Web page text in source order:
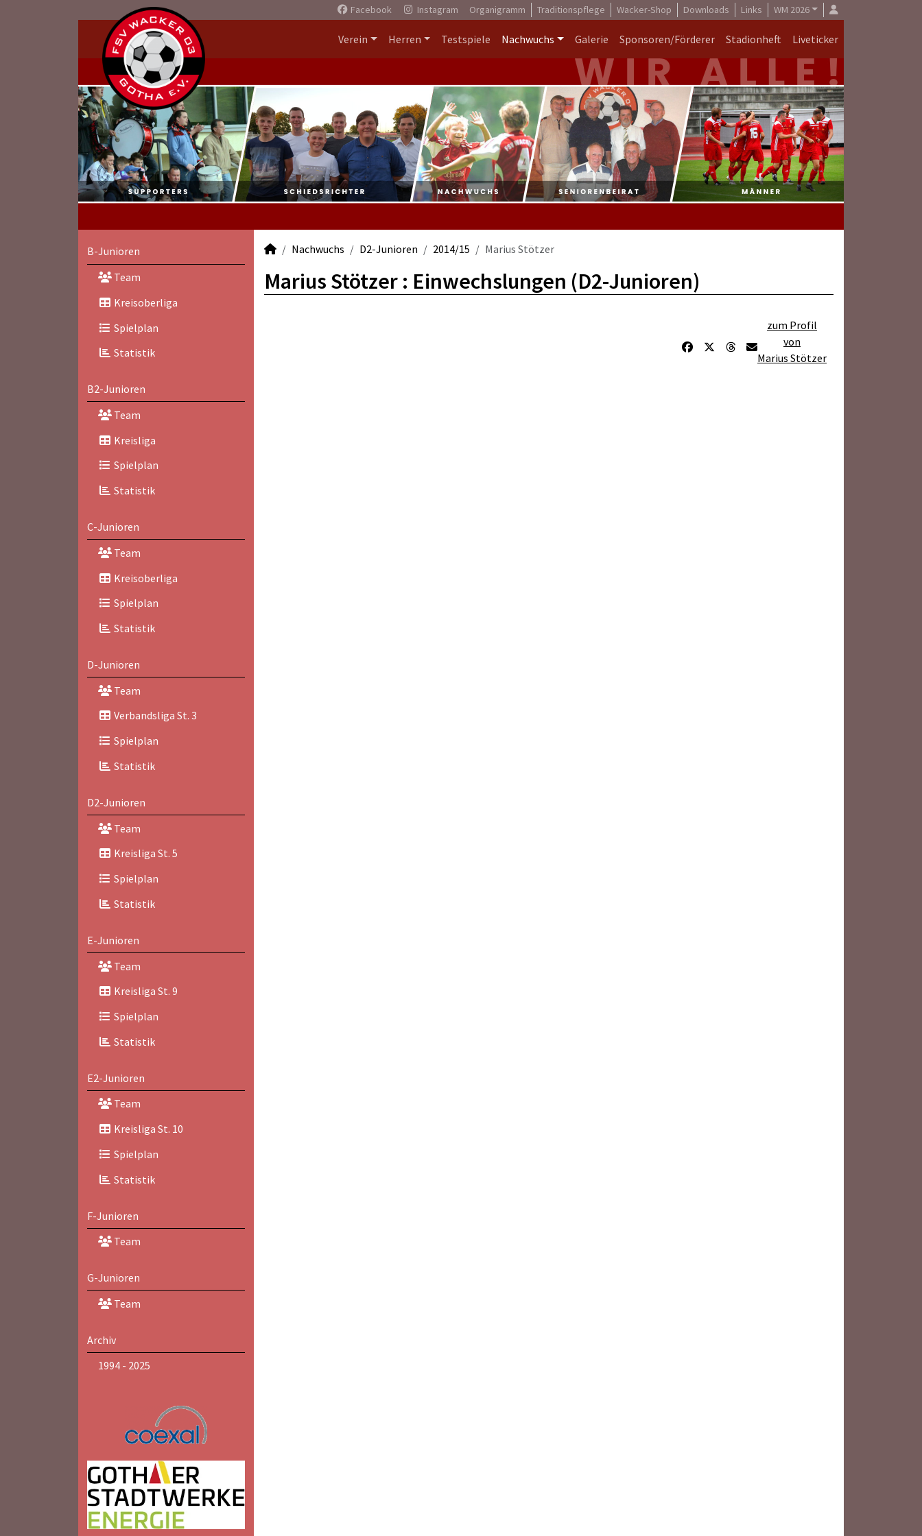
Facebook Instagram Organigramm Traditionspflege Wacker-Shop Downloads Links WM 2026
Verein Herren Testspiele Nachwuchs Galerie Sponsoren/Förderer Stadionheft Liveticker
B-Junioren
Team
Kreisoberliga
Spielplan
Statistik
B2-Junioren
Team
Kreisliga
Spielplan
Statistik
C-Junioren
Team
Kreisoberliga
Spielplan
Statistik
D-Junioren
Team
Verbandsliga St. 3
Spielplan
Statistik
D2-Junioren
Team
Kreisliga St. 5
Spielplan
Statistik
E-Junioren
Team
Kreisliga St. 9
Spielplan
Statistik
E2-Junioren
Team
Kreisliga St. 10
Spielplan
Statistik
F-Junioren
Team
G-Junioren
Team
Archiv
1994 - 2025
Nachwuchs D2-Junioren 2014/15 Marius Stötzer
Marius Stötzer : Einwechslungen (D2-Junioren)
zum Profil
von
Marius Stötzer